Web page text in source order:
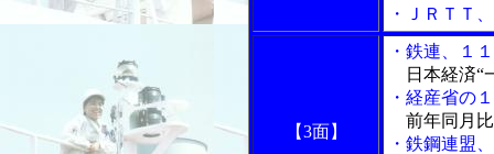
・ＪＲＴＴ
【3面】
・鉄連、１
日本経済“
・経産省の
前年同月
・鉄鋼連盟